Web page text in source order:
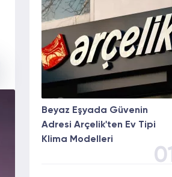
Beyaz Eşyada Güvenin
Adresi Arçelik'ten Ev Tipi
Klima Modelleri
01